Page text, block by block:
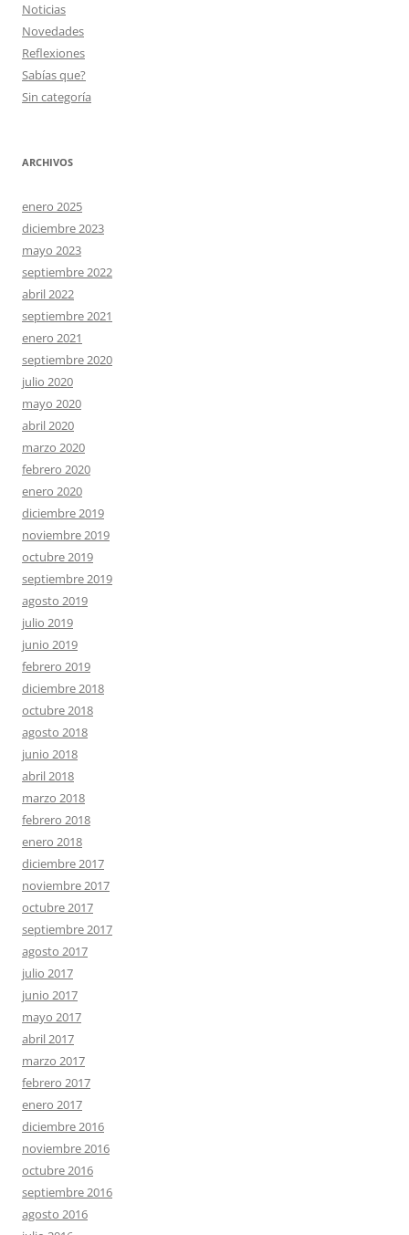
Noticias
Novedades
Reflexiones
Sabías que?
Sin categoría
ARCHIVOS
enero 2025
diciembre 2023
mayo 2023
septiembre 2022
abril 2022
septiembre 2021
enero 2021
septiembre 2020
julio 2020
mayo 2020
abril 2020
marzo 2020
febrero 2020
enero 2020
diciembre 2019
noviembre 2019
octubre 2019
septiembre 2019
agosto 2019
julio 2019
junio 2019
febrero 2019
diciembre 2018
octubre 2018
agosto 2018
junio 2018
abril 2018
marzo 2018
febrero 2018
enero 2018
diciembre 2017
noviembre 2017
octubre 2017
septiembre 2017
agosto 2017
julio 2017
junio 2017
mayo 2017
abril 2017
marzo 2017
febrero 2017
enero 2017
diciembre 2016
noviembre 2016
octubre 2016
septiembre 2016
agosto 2016